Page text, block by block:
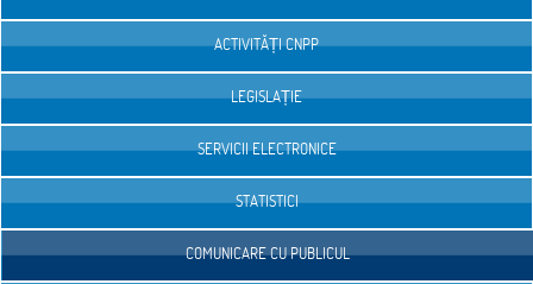
ACTIVITĂȚI CNPP
LEGISLAȚIE
SERVICII ELECTRONICE
STATISTICI
COMUNICARE CU PUBLICUL